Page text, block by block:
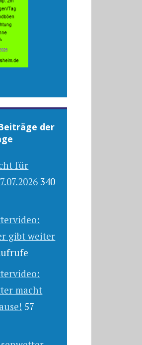
der
für
340
gibt weiter
macht
57